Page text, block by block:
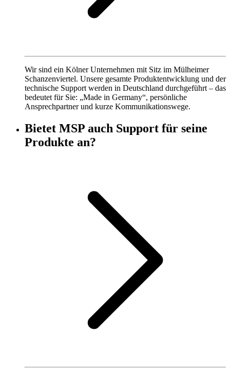
Wir sind ein Kölner Unternehmen mit Sitz im Mülheimer
Schanzenviertel. Unsere gesamte Produktentwicklung und der
technische Support werden in Deutschland durchgeführt – das
bedeutet für Sie: „Made in Germany“, persönliche
Ansprechpartner und kurze Kommunikationswege.
Bietet MSP auch Support für seine
Produkte an?